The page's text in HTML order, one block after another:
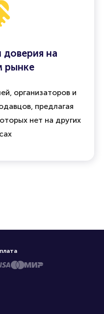
доверия на
рынке
организаторов и
предлагая
нет на других